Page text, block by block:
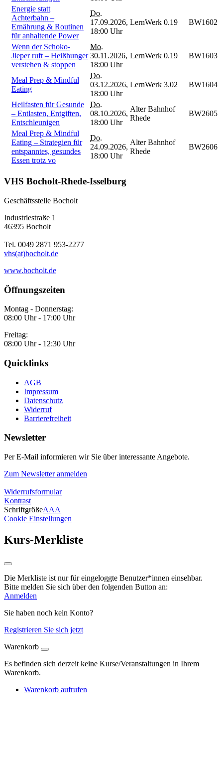
Energie statt
Achterbahn –
Ernährung & Routinen
für anhaltende Power
Do.
17.09.2026,
18:00 Uhr
LernWerk 0.19 BW1602
Wenn der Schoko-
Jieper ruft – Heißhunger
verstehen & stoppen
Mo.
30.11.2026,
18:00 Uhr
LernWerk 0.19 BW1603
Meal Prep & Mindful
Eating
Do.
03.12.2026,
18:00 Uhr
LernWerk 3.02 BW1604
Heilfasten für Gesunde
– Entlasten, Entgiften,
Entschleunigen
Do.
08.10.2026,
18:00 Uhr
Alter Bahnhof
Rhede
BW2605
Meal Prep & Mindful
Eating – Strategien für
entspanntes, gesundes
Essen trotz vo
Do.
24.09.2026,
18:00 Uhr
Alter Bahnhof
Rhede
BW2606
VHS Bocholt-Rhede-Isselburg
Geschäftsstelle Bocholt
Industriestraße 1
46395 Bocholt
Tel. 0049 2871 953-2277
vhs(at)bocholt.de
www.bocholt.de
Öffnungszeiten
Montag - Donnerstag:
08:00 Uhr - 17:00 Uhr
Freitag:
08:00 Uhr - 12:30 Uhr
Quicklinks
AGB
Impressum
Datenschutz
Widerruf
Barrierefreiheit
Newsletter
Per E-Mail informieren wir Sie über interessante Angebote.
Zum Newsletter anmelden
Widerrufsformular
Kontrast
SchriftgrößeAAA
Cookie Einstellungen
Kurs-Merkliste
Die Merkliste ist nur für eingeloggte Benutzer*innen einsehbar.
Bitte melden Sie sich über den folgenden Button an:
Anmelden
Sie haben noch kein Konto?
Registrieren Sie sich jetzt
Warenkorb
Es befinden sich derzeit keine Kurse/Veranstaltungen in Ihrem
Warenkorb.
Warenkorb aufrufen